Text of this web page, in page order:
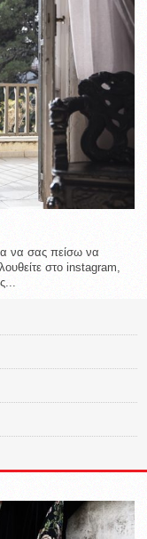
να σας πείσω να
στο instagram,